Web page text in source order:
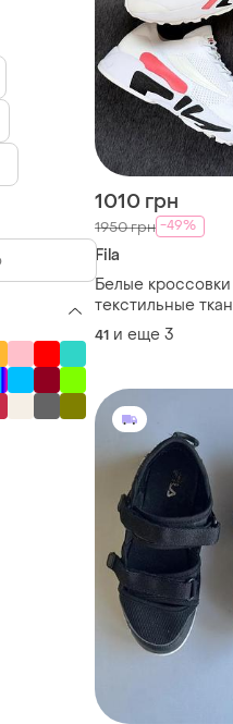
1010 грн
1950 грн -49%
Fila
Белые
текстильные
мокасины
41 и еще 3